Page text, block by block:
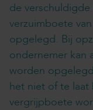
de
verzuimboete
opgelegd. Bij
ondernemer kan
worden
het niet of te laat
vergrijpboete